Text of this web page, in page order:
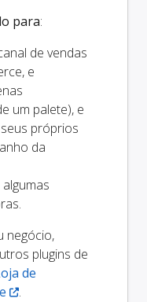
para:
de vendas
e
um palete), e
próprios
da
negócio,
plugins de
de
.